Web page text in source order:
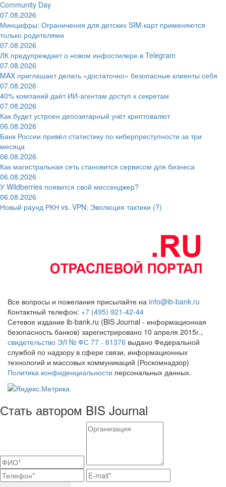
Community Day
07.08.2026
Минцифры: Ограничения для детских SIM-карт применяются
только родителями
07.08.2026
ЛК предупреждает о новом инфостилере в Telegram
07.08.2026
MAX приглашает делать «достаточно» безопасные клиенты себя
07.08.2026
40% компаний даёт ИИ‑агентам доступ к секретам
07.08.2026
Как будет устроен депозитарный учёт криптовалют
06.08.2026
Банк России привёл статистику по киберпреступности за три
месяца
06.08.2026
Как магистральная сеть становится сервисом для бизнеса
06.08.2026
У Wildberries появится свой мессенджер?
06.08.2026
Новый раунд РКН vs. VPN: Эволюция тактики (?)
Все вопросы и пожелания присылайте на info@ib-bank.ru
Контактный телефон: +7 (495) 921-42-44
Сетевое издание ib-bank.ru (BIS Journal - информационная
безопасность банков) зарегистрировано 10 апреля 2015г.,
свидетельство ЭЛ № ФС 77 - 61376 выдано Федеральной
службой по надзору в сфере связи, информационных
технологий и массовых коммуникаций (Роскомнадзор)
Политика конфиденциальности персональных данных.
Стать автором BIS Journal